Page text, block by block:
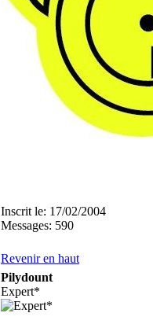
Inscrit le: 17/02/2004
Messages: 590
Revenir en haut
Pilydount
Expert*